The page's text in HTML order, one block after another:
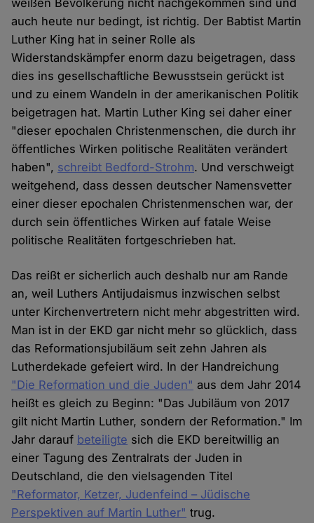
weißen Bevölkerung nicht nachgekommen sind und
auch heute nur bedingt, ist richtig. Der Babtist Martin
Luther King hat in seiner Rolle als
Widerstandskämpfer enorm dazu beigetragen, dass
dies ins gesellschaftliche Bewusstsein gerückt ist
und zu einem Wandeln in der amerikanischen Politik
beigetragen hat. Martin Luther King sei daher einer
"dieser epochalen Christenmenschen, die durch ihr
öffentliches Wirken politische Realitäten verändert
haben", schreibt Bedford-Strohm. Und verschweigt
weitgehend, dass dessen deutscher Namensvetter
einer dieser epochalen Christenmenschen war, der
durch sein öffentliches Wirken auf fatale Weise
politische Realitäten fortgeschrieben hat.
Das reißt er sicherlich auch deshalb nur am Rande
an, weil Luthers Antijudaismus inzwischen selbst
unter Kirchenvertretern nicht mehr abgestritten wird.
Man ist in der EKD gar nicht mehr so glücklich, dass
das Reformationsjubiläum seit zehn Jahren als
Lutherdekade gefeiert wird. In der Handreichung
"Die Reformation und die Juden" aus dem Jahr 2014
heißt es gleich zu Beginn: "Das Jubiläum von 2017
gilt nicht Martin Luther, sondern der Reformation." Im
Jahr darauf beteiligte sich die EKD bereitwillig an
einer Tagung des Zentralrats der Juden in
Deutschland, die den vielsagenden Titel
"Reformator, Ketzer, Judenfeind – Jüdische
Perspektiven auf Martin Luther" trug.